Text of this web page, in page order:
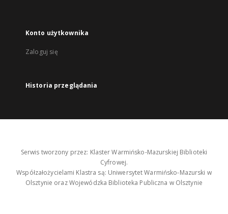
Konto użytkownika
Zaloguj się
Historia przeglądania
Serwis tworzony przez: Klaster Warmińsko-Mazurskiej Biblioteki
Cyfrowej.
Współzałożycielami Klastra są: Uniwersytet Warmińsko-Mazurski w
Olsztynie oraz Wojewódzka Biblioteka Publiczna w Olsztynie